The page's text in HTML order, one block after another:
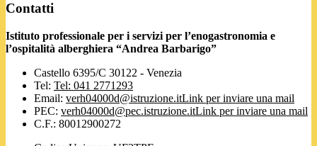
Contatti
Istituto professionale per i servizi per l’enogastronomia e
l’ospitalità alberghiera “Andrea Barbarigo”
Castello 6395/C 30122 - Venezia
Tel: Tel: 041 2771293
Email: verh04000d@istruzione.itLink per inviare una mail
PEC: verh04000d@pec.istruzione.itLink per inviare una mail
C.F.: 80012900272